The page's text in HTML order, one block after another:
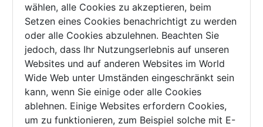
wählen, alle Cookies zu akzeptieren, beim
Setzen eines Cookies benachrichtigt zu werden
oder alle Cookies abzulehnen. Beachten Sie
jedoch, dass Ihr Nutzungserlebnis auf unseren
Websites und auf anderen Websites im World
Wide Web unter Umständen eingeschränkt sein
kann, wenn Sie einige oder alle Cookies
ablehnen. Einige Websites erfordern Cookies,
um zu funktionieren, zum Beispiel solche mit E-